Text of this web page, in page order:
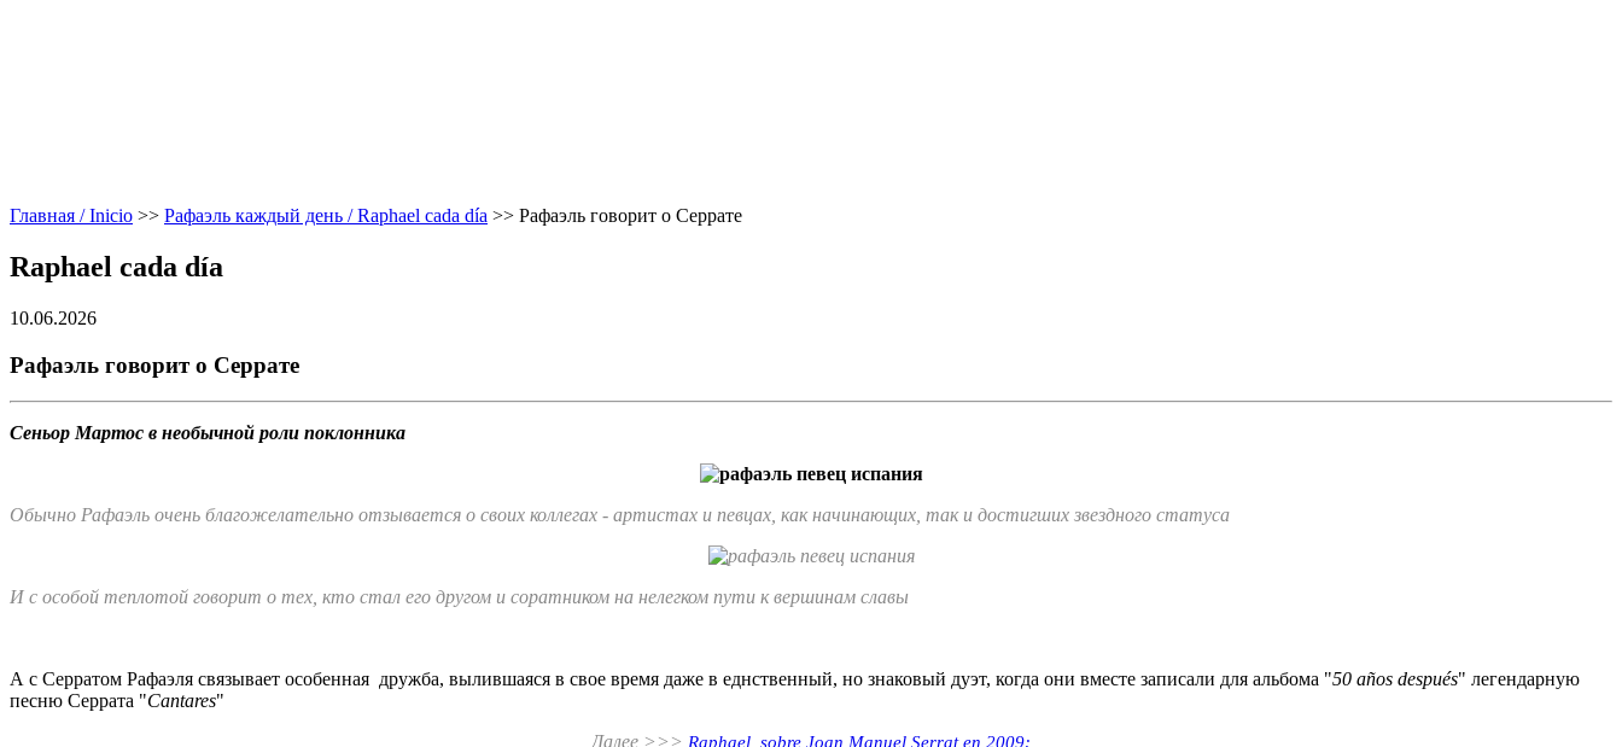
Главная / Inicio >> Рафаэль каждый день / Raphael cada día >> Рафаэль говорит о Серрате
Raphael cada día
10.06.2026
Рафаэль говорит о Серрате
Сеньор Мартос в необычной роли поклонника
Обычно Рафаэль очень благожелательно отзывается о своих коллегах - артистах и певцах, как начинающих, так и достигших звездного статуса
И с особой теплотой говорит о тех, кто стал его другом и соратником на нелегком пути к вершинам славы
А с Серратом Рафаэля связывает особенная дружба, вылившаяся в свое время даже в еднственный, но знаковый дуэт, когда они вместе записали для альбома "50 años después" легендарную
песню Серрата "Cantares"
Далее >>> Raphael, sobre Joan Manuel Serrat en 2009: